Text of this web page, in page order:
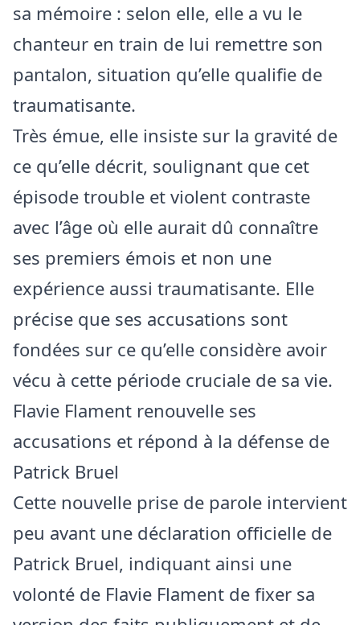
sa mémoire : selon elle, elle a vu le
chanteur en train de lui remettre son
pantalon, situation qu’elle qualifie de
traumatisante.
Très émue, elle insiste sur la gravité de
ce qu’elle décrit, soulignant que cet
épisode trouble et violent contraste
avec l’âge où elle aurait dû connaître
ses premiers émois et non une
expérience aussi traumatisante. Elle
précise que ses accusations sont
fondées sur ce qu’elle considère avoir
vécu à cette période cruciale de sa vie.
Flavie Flament renouvelle ses
accusations et répond à la défense de
Patrick Bruel
Cette nouvelle prise de parole intervient
peu avant une déclaration officielle de
Patrick Bruel, indiquant ainsi une
volonté de Flavie Flament de fixer sa